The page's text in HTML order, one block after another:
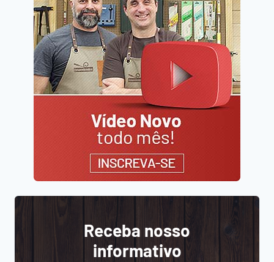
Receba nosso
informativo